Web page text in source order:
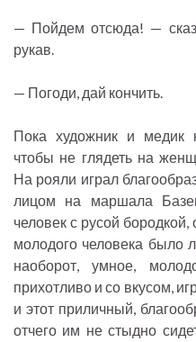
— Пойдем отсюда! —
рукав.
— Погоди, дай кончить.
Пока художник и медик
чтобы не глядеть на
На рояли играл
лицом на маршала
человек с русой
молодого человека было
наоборот, умное,
прихотливо и со вкусом,
и этот приличный,
отчего им не стыдно